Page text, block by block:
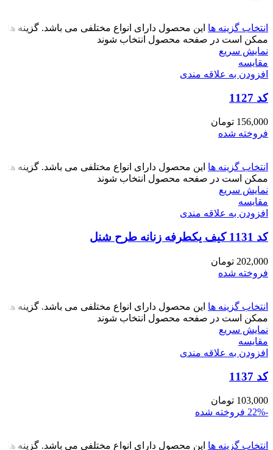
انتخاب گزینه ها این محصول دارای انواع مختلفی می باشد. گزینه ها
ممکن است در صفحه محصول انتخاب شوند
نمایش سریع
مقايسه
افزودن به علاقه مندی
کد 1127
156,000 تومان
فروخته شده
انتخاب گزینه ها این محصول دارای انواع مختلفی می باشد. گزینه ها
ممکن است در صفحه محصول انتخاب شوند
نمایش سریع
مقايسه
افزودن به علاقه مندی
کد 1131 کیف یکطرفه زنانه طرح شنل
202,000 تومان
فروخته شده
انتخاب گزینه ها این محصول دارای انواع مختلفی می باشد. گزینه ها
ممکن است در صفحه محصول انتخاب شوند
نمایش سریع
مقايسه
افزودن به علاقه مندی
کد 1137
103,000 تومان
-22%
فروخته شده
انتخاب گزینه ها این محصول دارای انواع مختلفی می باشد. گزینه ها